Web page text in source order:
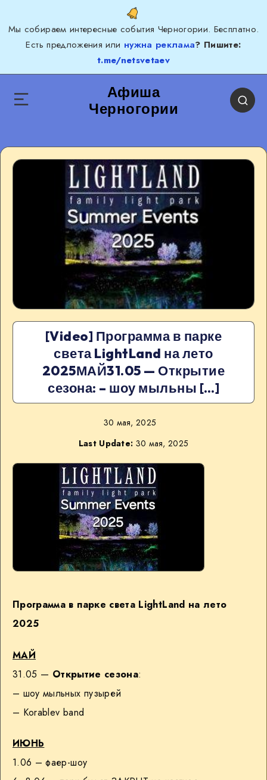
Мы собираем интересные события Черногории. Бесплатно.
Есть предложения или нужна реклама? Пишите:
t.me/netsvetaev
Афиша
Черногории
[Video] Программа в парке
света LightLand на лето
2025МАЙ31.05 — Открытие
сезона: – шоу мыльны […]
30 мая, 2025
Last Update: 30 мая, 2025
Программа в парке света LightLand на лето
2025
МАЙ
31.05 — Открытие сезона:
– шоу мыльных пузырей
– Korablev band
ИЮНЬ
1.06 – фаер-шоу